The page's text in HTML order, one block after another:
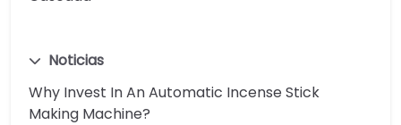
Noticias
Why Invest In An Automatic Incense Stick
Making Machine?